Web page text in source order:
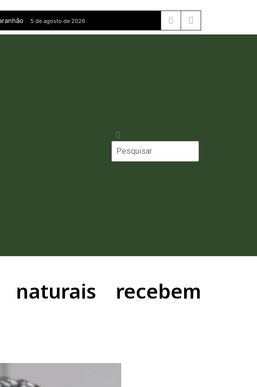
5 de agosto de 2026
recebem